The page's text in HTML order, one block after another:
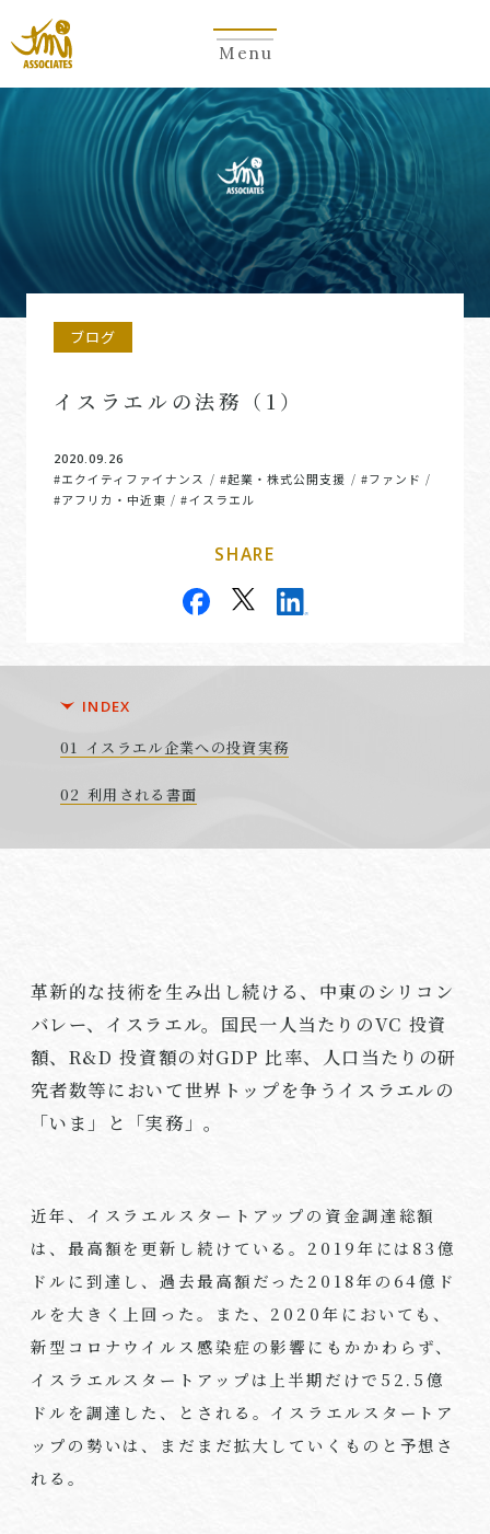
Menu
ブログ
イスラエルの法務（1）
2020.09.26
#エクイティファイナンス / #起業・株式公開支援 / #ファンド /
#アフリカ・中近東 /#イスラエル
SHARE
INDEX
イスラエル企業への投資実務
利用される書面
革新的な技術を生み出し続ける、中東のシリコン
バレー、イスラエル。国民一人当たりのVC 投資
額、 R&D投資額の対GDP 比率、人口当たりの研
究者数等において世界トップを争うイスラエルの
「いま」と「実務」。
近年、イスラエルスタートアップの資金調達総額
は、最高額を更新し続けている。 2019年には 83億
ドルに到達し、過去最高額だった 2018年の 64億ド
ルを大きく上回った。また、 2020年においても、
新型コロナウイルス感染症の影響にもかかわらず、
イスラエルスタートアップは上半期だけで 52.5億
ドルを調達した、とされる。イスラエルスタートア
ップの勢いは、まだまだ拡大していくものと予想さ
れる。